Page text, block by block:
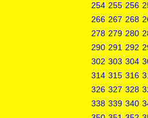
254 255 256
266 267 268
278 279 280
290 291 292
302 303 304
314 315 316
326 327 328
338 339 340